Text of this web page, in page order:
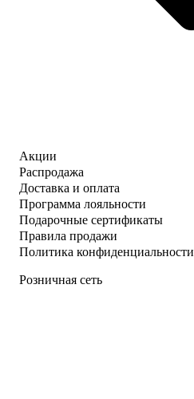
Акции
Распродажа
Доставка и оплата
Программа лояльности
Подарочные сертификаты
Правила продажи
Политика конфиденциальности
Розничная сеть